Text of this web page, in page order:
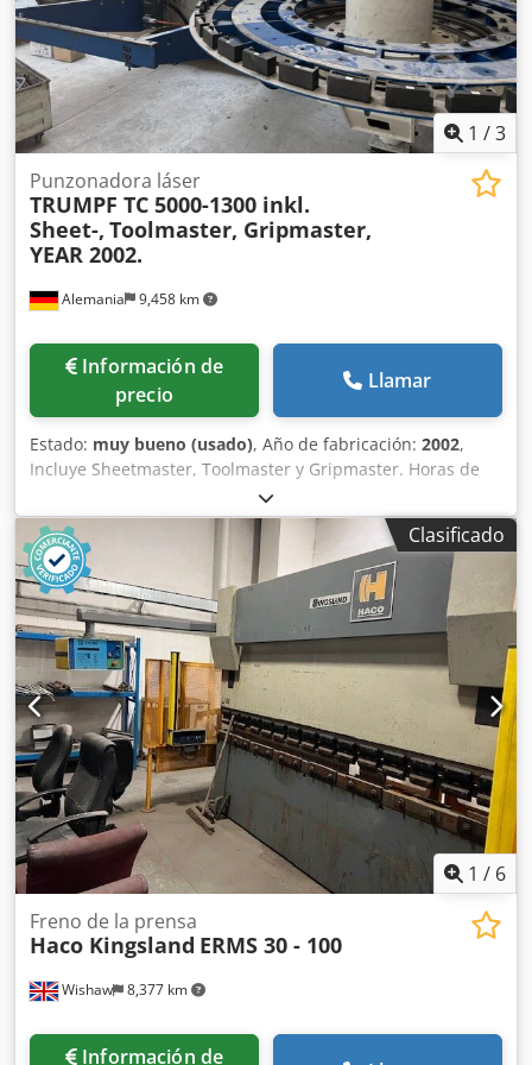
1 /3
Alemania 9,458 km
Punzonadora láser
TRUMPF TC 5000-1300 inkl.
Sheet-, Toolmaster, Gripmaster,
YEAR 2002.
Información de
precio
Llamar
Estado: muy bueno (usado), Año de fabricación: 2002,
Incluye Sheetmaster, Toolmaster y Gripmaster. Horas de
funcionamiento: 11.800 horas. Ubicación disponible bajo
petición. Imágenes disponibles bajo petición. Cjdpozp
Dwpsfx Akbjha
Clasificado
1 / 6
Wishaw 8,377 km
Freno de la prensa
Haco Kingsland ERMS 30 - 100
Información de